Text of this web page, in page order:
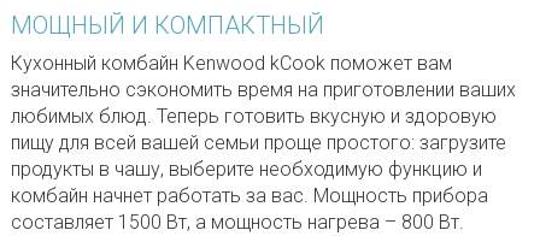
МОЩНЫЙ И КОМПАКТНЫЙ
Кухонный комбайн Kenwood kCook поможет вам
значительно сэкономить время на приготовлении ваших
любимых блюд. Теперь готовить вкусную и здоровую
пищу для всей вашей семьи проще простого: загрузите
продукты в чашу, выберите необходимую функцию и
комбайн начнет работать за вас. Мощность прибора
составляет 1500 Вт, а мощность нагрева – 800 Вт.